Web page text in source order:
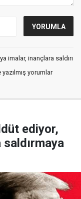
imalar, inançlara saldırı
yorumlar
ediyor,
saldırmaya